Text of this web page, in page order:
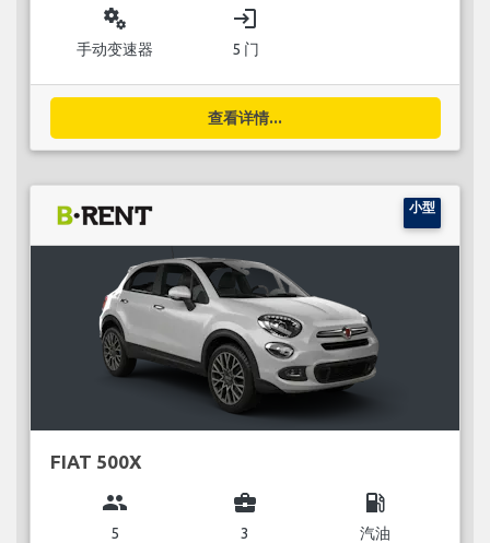
miscellaneous_services
手动变速器
login
5 门
查看详情...
小型
FIAT 500X
group
5
business_center
3
local_gas_station
汽油